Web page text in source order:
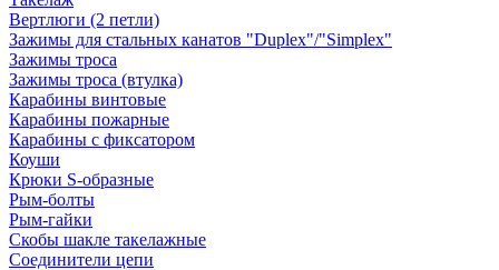
Вертлюги (2 петли)
Зажимы для стальных канатов "Duplex"/"Simplex"
Зажимы троса
Зажимы троса (втулка)
Карабины винтовые
Карабины пожарные
Карабины с фиксатором
Коуши
Крюки S-образные
Рым-болты
Рым-гайки
Скобы шакле такелажные
Соединители цепи